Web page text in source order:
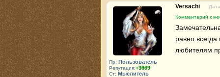
Пр: Пользователь
Репутация:+3669
Ст: Мыслитель
Versachi
Комментарий к
равно
любителям